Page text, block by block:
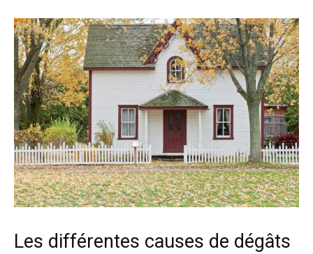
Les différentes causes de dégâts